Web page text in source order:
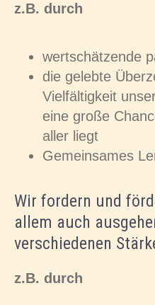
z.B. durch
wertschätzende
die gelebte
Vielfältigkeit
eine große
aller liegt
Gemeinsames
Wir fordern und
allem auch
verschiedenen
z.B. durch